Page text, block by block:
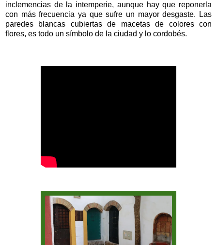
inclemencias de la intemperie, aunque hay que reponerla
con más frecuencia ya que sufre un mayor desgaste. Las
paredes blancas cubiertas de macetas de colores con
flores, es todo un símbolo de la ciudad y lo cordobés.